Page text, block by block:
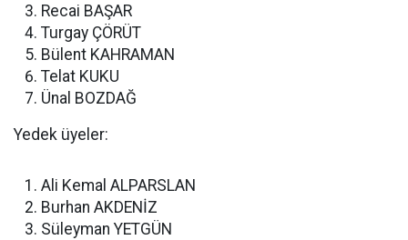
Recai BAŞAR
Turgay ÇÖRÜT
Bülent KAHRAMAN
Telat KUKU
Ünal BOZDAĞ
Yedek üyeler:
Ali Kemal ALPARSLAN
Burhan AKDENİZ
Süleyman YETGÜN